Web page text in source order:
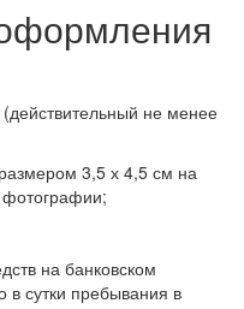
не менее
3,5 х 4,5 см на
на банковском
в сутки пребывания в